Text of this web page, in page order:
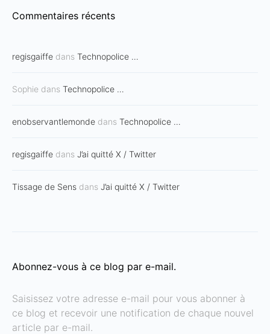
Commentaires récents
regisgaiffe dans Technopolice …
Sophie dans Technopolice …
enobservantlemonde dans Technopolice …
regisgaiffe dans J’ai quitté X / Twitter
Tissage de Sens dans J’ai quitté X / Twitter
Abonnez-vous à ce blog par e-mail.
Saisissez votre adresse e-mail pour vous abonner à
ce blog et recevoir une notification de chaque nouvel
article par e-mail.